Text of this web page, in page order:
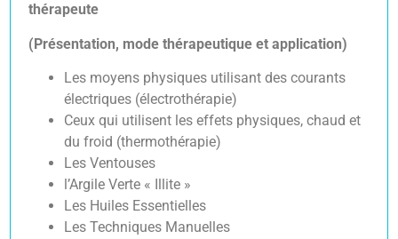
thérapeute
(Présentation, mode thérapeutique et application)
Les moyens physiques utilisant des courants
électriques (électrothérapie)
Ceux qui utilisent les effets physiques, chaud et
du froid (thermothérapie)
Les Ventouses
l’Argile Verte « Illite »
Les Huiles Essentielles
Les Techniques Manuelles